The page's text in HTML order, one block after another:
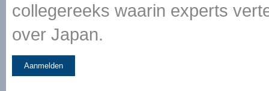
collegereeks waarin experts
over Japan.
Aanmelden